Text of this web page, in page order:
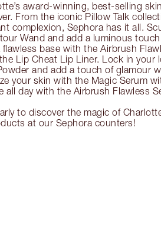
award-winning, best-selling
From the iconic Pillow Talk
complexion, Sephora has it all.
Wand and add a luminous
flawless base with the Airbrush
Lip Cheat Lip Liner. Lock in your
and add a touch of glamour
your skin with the Magic Serum
all day with the Airbrush Flawless
to discover the magic of
at our Sephora counters!